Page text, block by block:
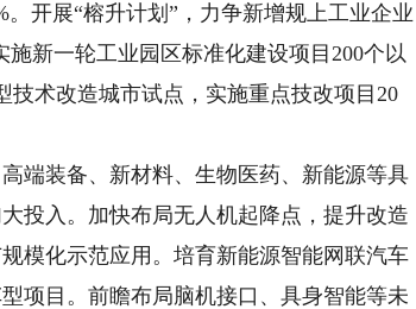
开展“榕升计划”，力争新增规上工业企业
新一轮工业园区标准化建设项目200个以
术改造城市试点，实施重点技改项目20
装备、新材料、生物医药、新能源等具
投入。加快布局无人机起降点，提升改造
模化示范应用。培育新能源智能网联汽车
项目。前瞻布局脑机接口、具身智能等未